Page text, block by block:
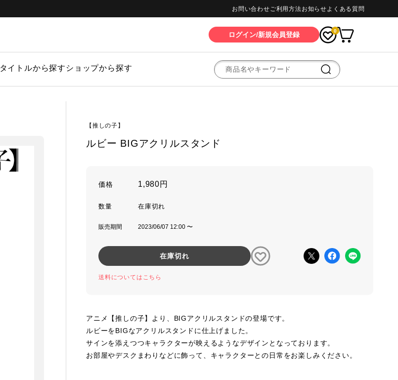
お問い合わせ ご利用方法お知らせ よくある質問
ログイン/新規会員登録 0
タイトルから探す ショップから探す
【推しの子】
ルビー BIGアクリルスタンド
価格 1,980円
数量
販売期間 2023/06/07 12:00 〜
在庫切れ
送料についてはこちら
アニメ【推しの子】より、BIGアクリルスタンドの登場です。
ルビーをBIGなアクリルスタンドに仕上げました。
サインを添えつつキャラクターが映えるようなデザインとなっております。
お部屋やデスクまわりなどに飾って、キャラクターとの日常をお楽しみください。